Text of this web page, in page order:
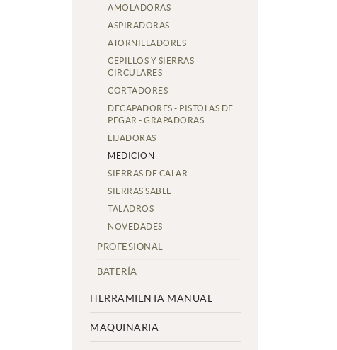
AMOLADORAS
ASPIRADORAS
ATORNILLADORES
CEPILLOS Y SIERRAS
CIRCULARES
CORTADORES
DECAPADORES - PISTOLAS DE
PEGAR - GRAPADORAS
LIJADORAS
MEDICION
SIERRAS DE CALAR
SIERRAS SABLE
TALADROS
NOVEDADES
PROFESIONAL
BATERÍA
HERRAMIENTA MANUAL
MAQUINARIA